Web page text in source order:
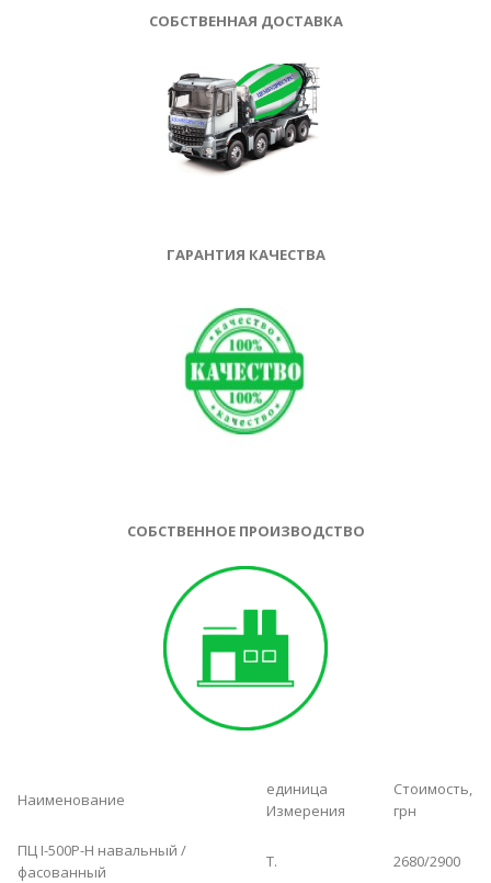
СОБСТВЕННАЯ ДОСТАВКА
ГАРАНТИЯ КАЧЕСТВА
СОБСТВЕННОЕ ПРОИЗВОДСТВО
Наименование
единица
Измерения
Стоимость,
грн
ПЦ І-500Р-Н навальный /
фасованный
Т. 2680/2900